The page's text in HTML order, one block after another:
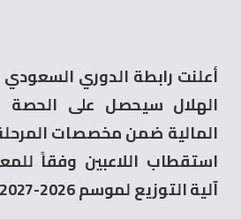
أعلنت رابطة الدوري السعودي
الهلال سيحصل على الحصة
المالية ضمن مخصصات المرحلة
استقطاب اللاعبين وفقاً
آلية التوزيع لموسم 2026-2027.